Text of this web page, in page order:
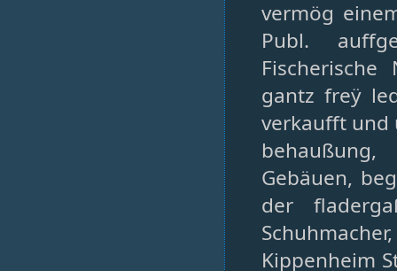
vermög
Publ.
gantz freÿ
verkaufft und
Gebäuen,
der
Kippenheim